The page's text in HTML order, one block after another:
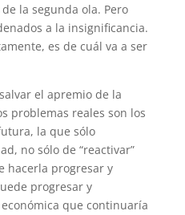
la segunda ola. Pero
a la insigniﬁcancia.
es de cuál va a ser
el apremio de la
problemas reales son los
la que sólo
no sólo de “reactivar”
hacerla progresar y
progresar y
que continuaría